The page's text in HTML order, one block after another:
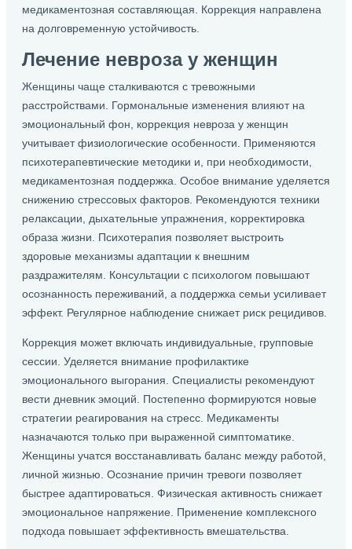
медикаментозная составляющая. Коррекция направлена
на долговременную устойчивость.
Лечение невроза у женщин
Женщины чаще сталкиваются с тревожными
расстройствами. Гормональные изменения влияют на
эмоциональный фон, коррекция невроза у женщин
учитывает физиологические особенности. Применяются
психотерапевтические методики и, при необходимости,
медикаментозная поддержка. Особое внимание уделяется
снижению стрессовых факторов. Рекомендуются техники
релаксации, дыхательные упражнения, корректировка
образа жизни. Психотерапия позволяет выстроить
здоровые механизмы адаптации к внешним
раздражителям. Консультации с психологом повышают
осознанность переживаний, а поддержка семьи усиливает
эффект. Регулярное наблюдение снижает риск рецидивов.
Коррекция может включать индивидуальные, групповые
сессии. Уделяется внимание профилактике
эмоционального выгорания. Специалисты рекомендуют
вести дневник эмоций. Постепенно формируются новые
стратегии реагирования на стресс. Медикаменты
назначаются только при выраженной симптоматике.
Женщины учатся восстанавливать баланс между работой,
личной жизнью. Осознание причин тревоги позволяет
быстрее адаптироваться. Физическая активность снижает
эмоциональное напряжение. Применение комплексного
подхода повышает эффективность вмешательства.